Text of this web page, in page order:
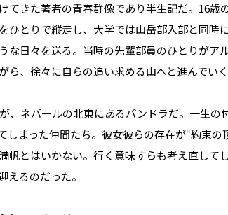
てきた著者の青春群像であり半生記だ。16歳
ひとりで縦走し、大学では山岳部入部と同時
な日々を送る。当時の先輩部員のひとりがア
ら、徐々に自らの追い求める山へと進んでいく
、ネパールの北東にあるパンドラだ。一生の
しまった仲間たち。彼女彼らの存在が“約束の
帆とはいかない。行く意味すらも考え直して
えるのだった。